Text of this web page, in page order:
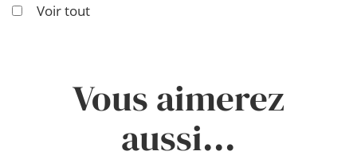
Voir tout
Vous aimerez
aussi...